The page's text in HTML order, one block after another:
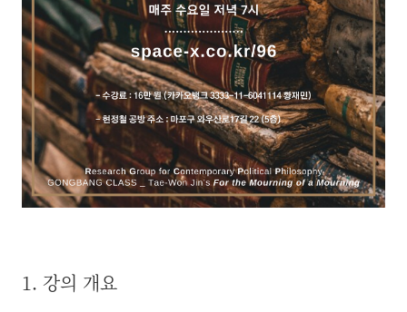
1. 강의 개요